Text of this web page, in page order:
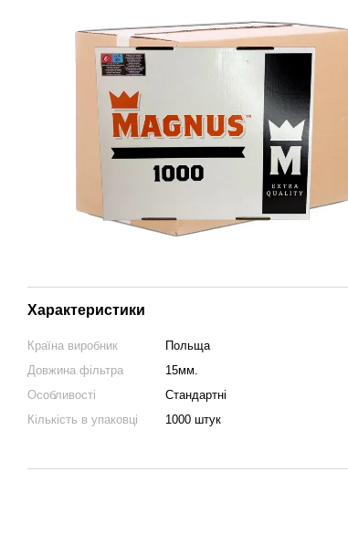
Характеристики
Країна виробник
Польща
Довжина фільтра
15мм.
Особливості
Стандартні
Кількість в упаковці
1000 штук